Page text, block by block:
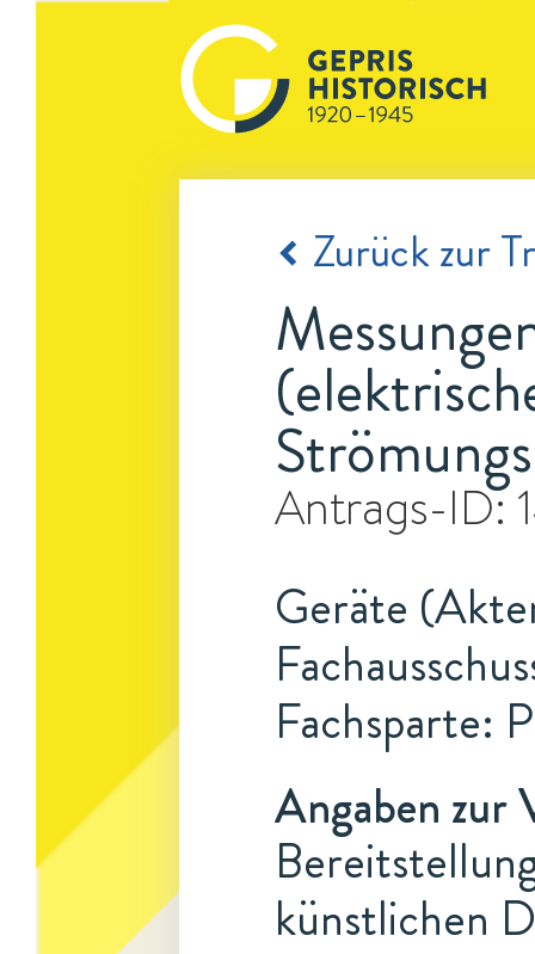
Zurück zur
Antrags-ID:
Geräte
Fachsparte:
Angaben zur
künstlichen